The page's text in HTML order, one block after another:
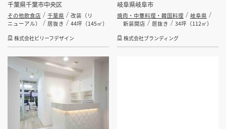
千葉県千葉市中央区
その他飲食店 千葉県
改装（リ
ニューアル）
居抜き
44坪（145㎡）
株式会社ビリーフデザイン
岐阜県岐阜市
焼肉・中華料理・韓国料理
岐阜県
新装開店
居抜き
34坪（112㎡）
株式会社ブランディング